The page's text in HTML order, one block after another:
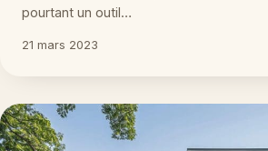
pourtant un outil…
21 mars 2023